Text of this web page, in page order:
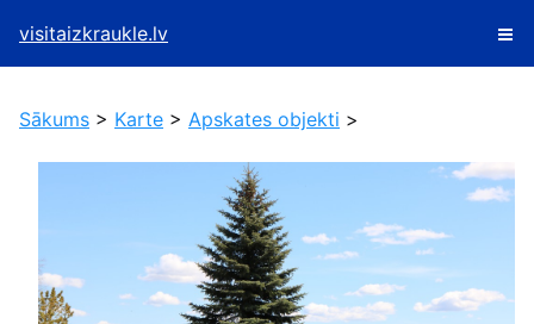
visitaizkraukle.lv
Sākums > Karte > Apskates objekti >